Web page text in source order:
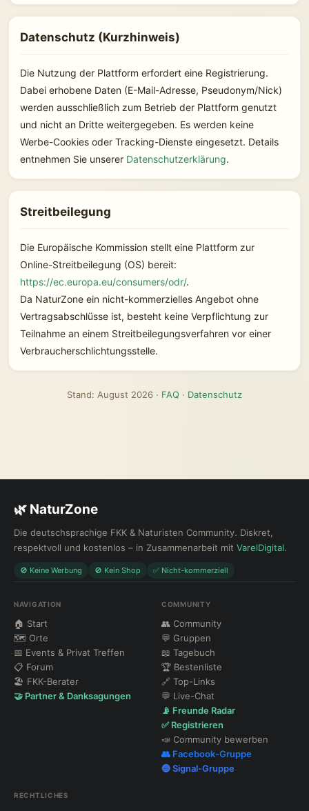
Datenschutz (Kurzhinweis)
Die Nutzung der Plattform erfordert eine Registrierung.
Dabei erhobene Daten (E-Mail-Adresse, Pseudonym/Nick)
werden ausschließlich zum Betrieb der Plattform genutzt
und nicht an Dritte weitergegeben. Es werden keine
Werbe-Cookies oder Tracking-Dienste eingesetzt. Details
entnehmen Sie unserer Datenschutzerklärung.
Streitbeilegung
Die Europäische Kommission stellt eine Plattform zur
Online-Streitbeilegung (OS) bereit:
https://ec.europa.eu/consumers/odr/.
Da NaturZone ein nicht-kommerzielles Angebot ohne
Vertragsabschlüsse ist, besteht keine Verpflichtung zur
Teilnahme an einem Streitbeilegungsverfahren vor einer
Verbraucherschlichtungsstelle.
Stand: August 2026 · FAQ · Datenschutz
🌿 NaturZone
Die deutschsprachige FKK & Naturisten Community. Diskret,
respektvoll und kostenlos – in Zusammenarbeit mit VarelDigital.
🚫 Keine Werbung 🚫 Kein Shop ✅ Nicht-kommerziell
NAVIGATION
🏠 Start
🗺 Orte
📅 Events & Privat Treffen
📋 Forum
🏖 FKK-Berater
🤝 Partner & Danksagungen
COMMUNITY
👥 Community
💬 Gruppen
📖 Tagebuch
🏆 Bestenliste
🔗 Top-Links
💬 Live-Chat
📡 Freunde Radar
✅ Registrieren
📣 Community bewerben
👥 Facebook-Gruppe
🔵 Signal-Gruppe
RECHTLICHES